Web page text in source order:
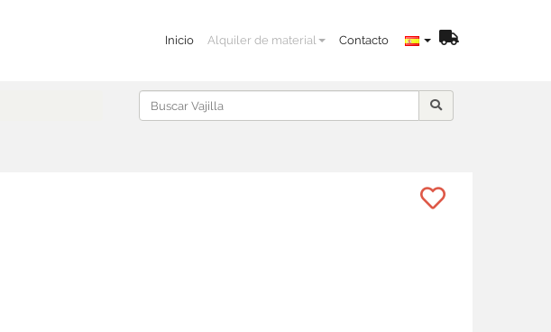
Inicio Alquiler de material Contacto